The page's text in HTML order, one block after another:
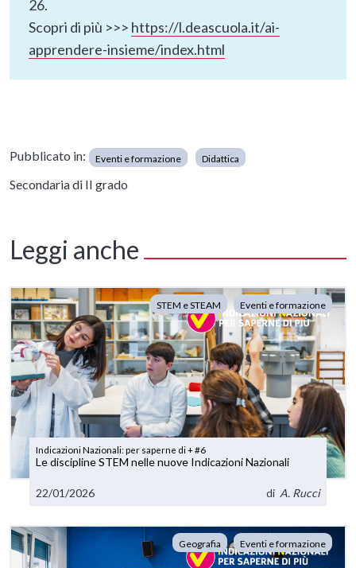
26.
Scopri di più >>> https://l.deascuola.it/ai-
apprendere-insieme/index.html
Pubblicato in: Eventi e formazione Didattica
Secondaria di II grado
Leggi anche
STEM e STEAM Eventi e formazione
Indicazioni Nazionali: per saperne di + #6
Le discipline STEM nelle nuove Indicazioni Nazionali
22/01/2026 di A. Rucci
Geografia Eventi e formazione